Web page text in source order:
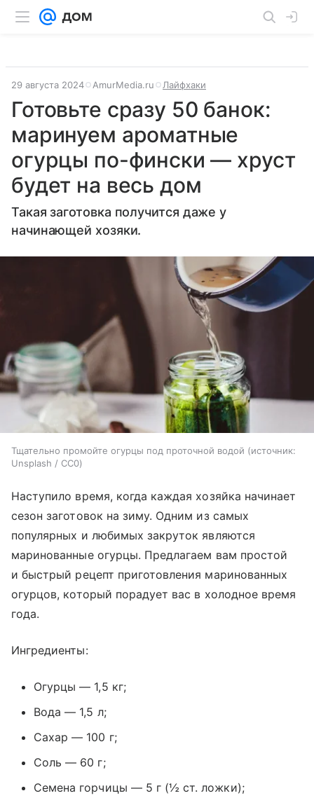
29 августа 2024 AmurMedia.ru Лайфхаки
Готовьте сразу 50 банок:
маринуем ароматные
огурцы по-фински — хруст
будет на весь дом
Такая заготовка получится даже у
начинающей хозяки.
Тщательно промойте огурцы под проточной водой
источник:
Unsplash / CC0
Наступило время, когда каждая хозяйка начинает
сезон заготовок на зиму. Одним из самых
популярных и любимых закруток являются
маринованные огурцы. Предлагаем вам простой
и быстрый рецепт приготовления маринованных
огурцов, который порадует вас в холодное время
года.
Ингредиенты:
Огурцы — 1,5 кг;
Вода — 1,5 л;
Сахар — 100 г;
Соль — 60 г;
Семена горчицы — 5 г (½ ст. ложки);